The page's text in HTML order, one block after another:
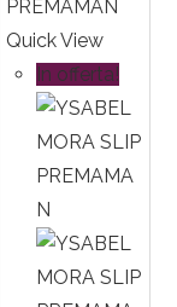
Quick View
In offerta!